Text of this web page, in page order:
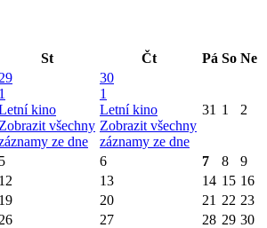
St Čt Pá So Ne
29
1
kino
Zobrazit všechny
ze dne
30
1
Letní kino
Zobrazit všechny
záznamy ze dne
31 1 2
5 6 7 8
9
12 13 14 15 16
19 20 21 22 23
26 27 28 29 30